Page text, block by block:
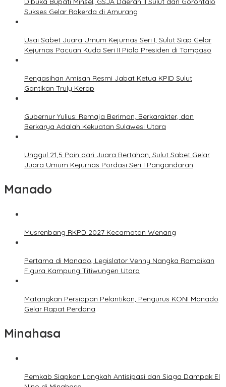
Sukses Gelar Rakerda di Amurang
Usai Sabet Juara Umum Kejurnas Seri I, Sulut Siap Gelar
Kejurnas Pacuan Kuda Seri II Piala Presiden di Tompaso
Pengasihan Amisan Resmi Jabat Ketua KPID Sulut
Gantikan Truly Kerap
Gubernur Yulius: Remaja Beriman, Berkarakter, dan
Berkarya Adalah Kekuatan Sulawesi Utara
Unggul 21,5 Poin dari Juara Bertahan, Sulut Sabet Gelar
Juara Umum Kejurnas Pordasi Seri I Pangandaran
Manado
Musrenbang RKPD 2027 Kecamatan Wenang
Pertama di Manado, Legislator Venny Nangka Ramaikan
Figura Kampung Titiwungen Utara
Matangkan Persiapan Pelantikan, Pengurus KONI Manado
Gelar Rapat Perdana
Minahasa
Pemkab Siapkan Langkah Antisipasi dan Siaga Dampak El